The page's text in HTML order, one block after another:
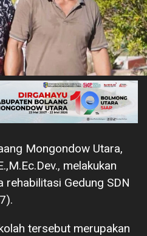
Mongondow Utara,
melakukan
rehabilitasi Gedung SDN
tersebut merupakan